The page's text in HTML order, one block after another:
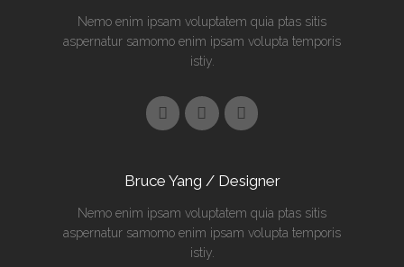
Nemo enim ipsam voluptatem quia ptas sitis
aspernatur samomo enim ipsam volupta temporis
istiy.
Bruce Yang / Designer
Nemo enim ipsam voluptatem quia ptas sitis
aspernatur samomo enim ipsam volupta temporis
istiy.